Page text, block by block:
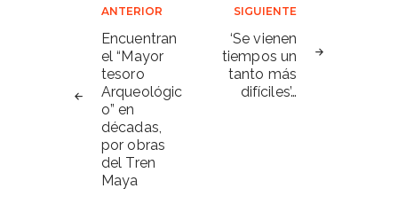
Navegación
de
entradas
ANTERIOR
Encuentran
el “Mayor
tesoro
Arqueológic
o” en
décadas,
por obras
del Tren
Maya
SIGUIENTE
‘Se vienen
tiempos un
tanto más
difíciles’…